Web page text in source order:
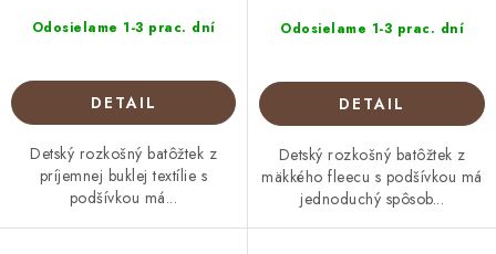
Odosielame 1-3 prac. dní
DETAIL
Detský rozkošný batôžtek z
príjemnej buklej textílie s
podšívkou má...
Odosielame 1-3 prac. dní
DETAIL
Detský rozkošný batôžtek z
mäkkého fleecu s podšívkou má
jednoduchý spôsob...